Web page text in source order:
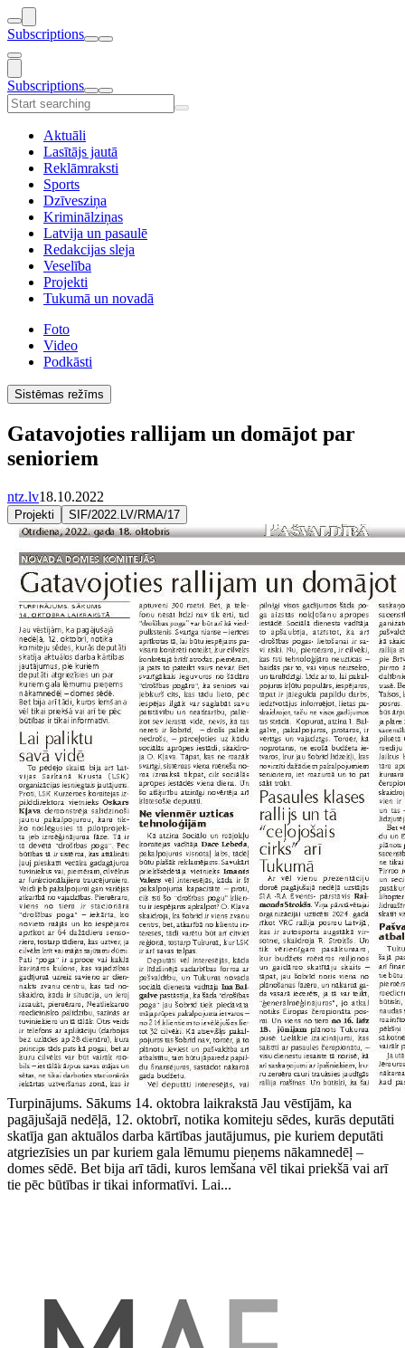
Subscriptions
Subscriptions
Aktuāli
Lasītājs jautā
Reklāmraksti
Sports
Dzīvesziņa
Kriminālziņas
Latvija un pasaulē
Redakcijas sleja
Veselība
Projekti
Tukumā un novadā
Foto
Video
Podkāsti
Sistēmas režīms
Gatavojoties rallijam un domājot par
senioriem
ntz.lv18.10.2022
Projekti SIF/2022.LV/RMA/17
Turpinājums. Sākums 14. oktobra laikrakstā Jau vēstījām, ka
pagājušajā nedēļā, 12. oktobrī, notika komiteju sēdes, kurās deputāti
skatīja gan aktuālos darba kārtības jautājumus, pie kuriem deputāti
atgriezīsies un par kuriem gala lēmumu pieņems nākamnedēļ –
domes sēdē. Bet bija arī tādi, kuros lemšana vēl tikai priekšā vai arī
tie pēc būtības ir tikai informatīvi. Lai...